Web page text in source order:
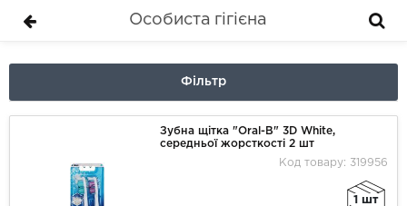
Особиста гігієна
Фільтр
Зубна щітка "Oral-B" 3D White,
середньої жорсткості 2 шт
Код товару: 319956
1 шт